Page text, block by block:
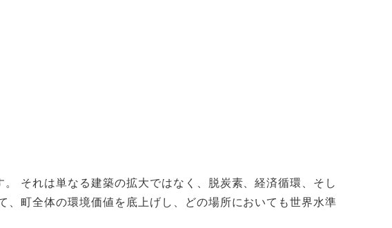
それは単なる建築の拡大ではなく、脱炭素、経済循環、そし
町全体の環境価値を底上げし、どの場所においても世界水準